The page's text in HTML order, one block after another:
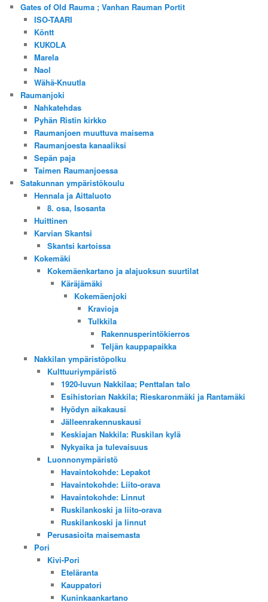
Gates of Old Rauma ; Vanhan Rauman Portit
ISO-TAARI
Köntt
KUKOLA
Marela
Naol
Wähä-Knuutla
Raumanjoki
Nahkatehdas
Pyhän Ristin kirkko
Raumanjoen muuttuva maisema
Raumanjoesta kanaaliksi
Sepän paja
Taimen Raumanjoessa
Satakunnan ympäristökoulu
Hennala ja Aittaluoto
8. osa, Isosanta
Huittinen
Karvian Skantsi
Skantsi kartoissa
Kokemäki
Kokemäenkartano ja alajuoksun suurtilat
Käräjämäki
Kokemäenjoki
Kravioja
Tulkkila
Rakennusperintökierros
Teljän kauppapaikka
Nakkilan ympäristöpolku
Kulttuuriympäristö
1920-luvun Nakkilaa; Penttalan talo
Esihistorian Nakkila; Rieskaronmäki ja Rantamäki
Hyödyn aikakausi
Jälleenrakennuskausi
Keskiajan Nakkila: Ruskilan kylä
Nykyaika ja tulevaisuus
Luonnonympäristö
Havaintokohde: Lepakot
Havaintokohde: Liito-orava
Havaintokohde: Linnut
Ruskilankoski ja liito-orava
Ruskilankoski ja linnut
Perusasioita maisemasta
Pori
Kivi-Pori
Eteläranta
Kauppatori
Kuninkaankartano